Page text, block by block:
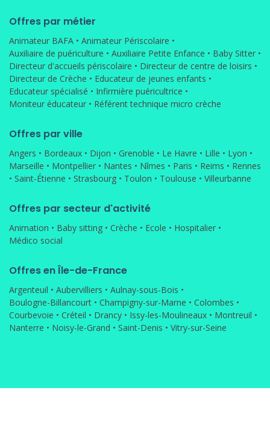
Offres par métier
Animateur BAFA • Animateur Périscolaire •
Auxiliaire de puériculture • Auxiliaire Petite Enfance • Baby Sitter •
Directeur d'accueils périscolaire • Directeur de centre de loisirs •
Directeur de Crèche • Educateur de jeunes enfants •
Educateur spécialisé • Infirmière puéricultrice •
Moniteur éducateur • Référent technique micro crèche
Offres par ville
Angers • Bordeaux • Dijon • Grenoble • Le Havre • Lille • Lyon •
Marseille • Montpellier • Nantes • Nîmes • Paris • Reims • Rennes
• Saint-Étienne • Strasbourg • Toulon • Toulouse • Villeurbanne
Offres par secteur d'activité
Animation • Baby sitting • Crèche • Ecole • Hospitalier •
Médico social
Offres en Île-de-France
Argenteuil • Aubervilliers • Aulnay-sous-Bois •
Boulogne-Billancourt • Champigny-sur-Marne • Colombes •
Courbevoie • Créteil • Drancy • Issy-les-Moulineaux • Montreuil •
Nanterre • Noisy-le-Grand • Saint-Denis • Vitry-sur-Seine